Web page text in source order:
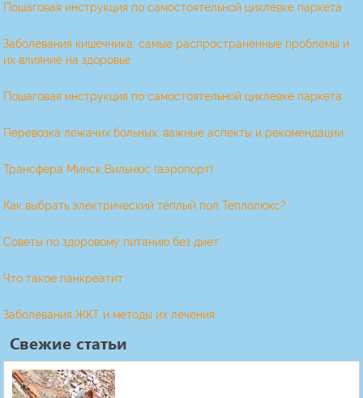
Пошаговая инструкция по самостоятельной циклевке паркета
Заболевания кишечника: самые распространенные проблемы и
их влияние на здоровье
Пошаговая инструкция по самостоятельной циклевке паркета
Перевозка лежачих больных: важные аспекты и рекомендации
Трансфера Минск Вильнюс (аэропорт)
Как выбрать электрический теплый пол Теплолюкс?
Советы по здоровому питанию без диет
Что такое панкреатит
Заболевания ЖКТ и методы их лечения
Свежие статьи